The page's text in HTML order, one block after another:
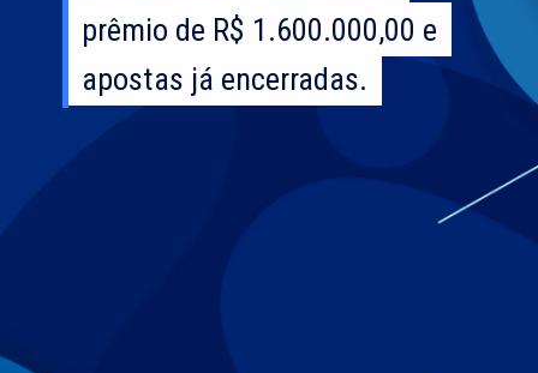
prêmio de R$ 1.600.000,00 e
apostas já encerradas.
prêmio de R$ 1.600.000,00 e
apostas já encerradas.